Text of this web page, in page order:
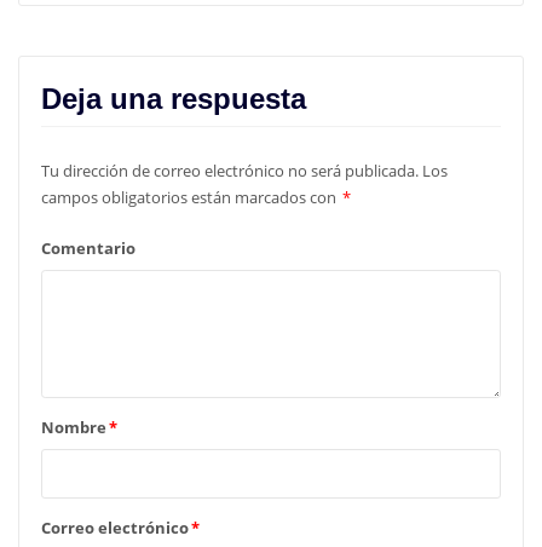
Deja una respuesta
Tu dirección de correo electrónico no será publicada. Los
campos obligatorios están marcados con *
Comentario
Nombre*
Correo electrónico*